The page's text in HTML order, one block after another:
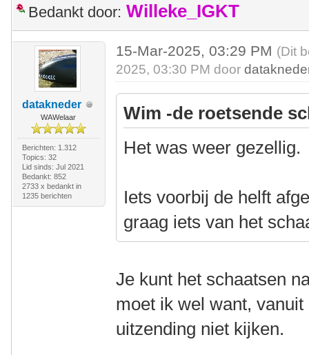
Bedankt door: Willeke_IGKT
datakneder
WAWelaar
Berichten: 1.312
Topics: 32
Lid sinds: Jul 2021
Bedankt: 852
2733 x bedankt in
1235 berichten
15-Mar-2025, 03:29 PM (Dit
2025, 03:30 PM door
Wim -de roetsende
Het was weer gezellig.
Iets voorbij de helft
graag iets van het
Je kunt het schaatsen
moet ik wel want,
uitzending niet kijken.